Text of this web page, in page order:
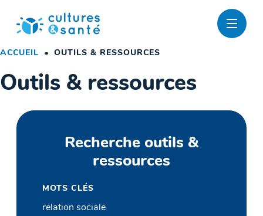
contenu
ACCUEIL OUTILS & RESSOURCES
Outils & ressources
Recherche outils &
ressources
MOTS CLÉS